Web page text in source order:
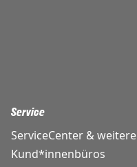
Service
ServiceCenter & weitere
Kund*innenbüros